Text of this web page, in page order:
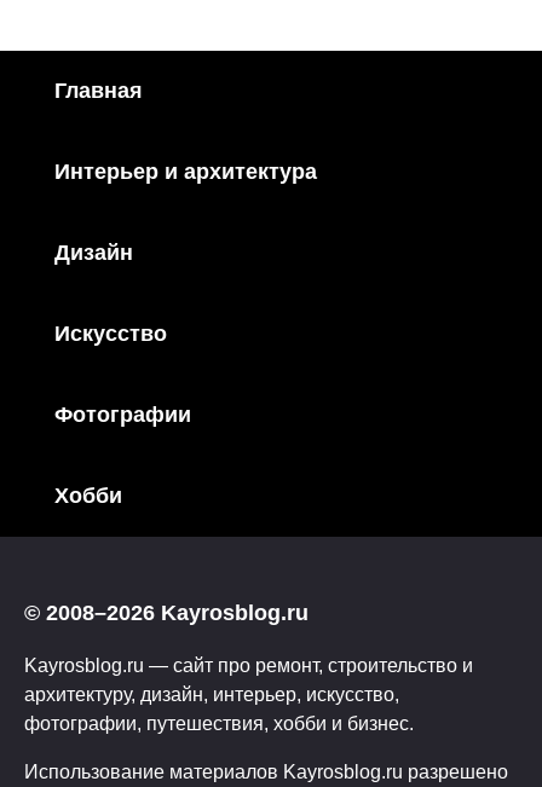
Главная
Интерьер и архитектура
Дизайн
Искусство
Фотографии
Хобби
© 2008–2026 Kayrosblog.ru
Kayrosblog.ru — сайт про ремонт, строительство и
архитектуру, дизайн, интерьер, искусство,
фотографии, путешествия, хобби и бизнес.
Использование материалов Kayrosblog.ru разрешено